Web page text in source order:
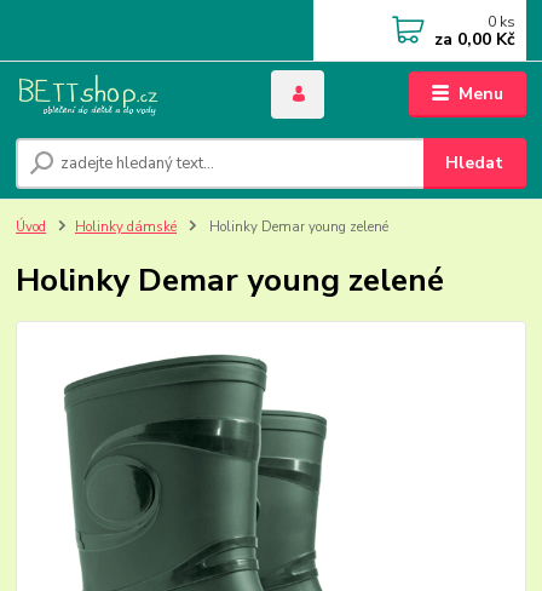
Menu
Hledat
0 ks
za 0,00 Kč
Úvod Holinky dámské Holinky Demar young zelené
Holinky Demar young zelené